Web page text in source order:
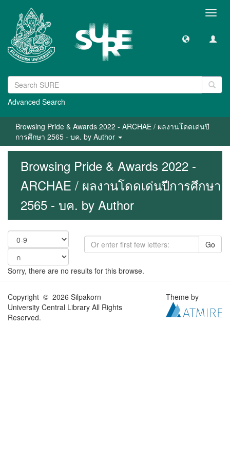
Advanced Search
Browsing Pride & Awards 2022 - ARCHAE / ผลงานโดดเด่นปี
การศึกษา 2565 - บค. by Author
Browsing Pride & Awards 2022 -
ARCHAE / ผลงานโดดเด่นปีการศึกษา
2565 - บค. by Author
Go
Sorry, there are no results for this browse.
Copyright © 2026 Silpakorn
University Central Library All Rights
Reserved.
Theme by